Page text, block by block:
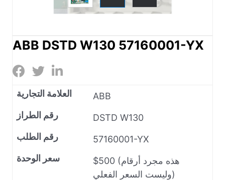
ABB DSTD W130 57160001-YX
العلامة التجارية
ABB
رقم الطراز
DSTD W130
رقم الطلب
57160001-YX
سعر الوحدة
$500 (هذه مجرد أرقام
وليست السعر الفعلي)